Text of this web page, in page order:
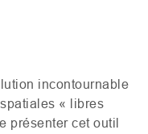
incontournable
« libres
présenter cet outil